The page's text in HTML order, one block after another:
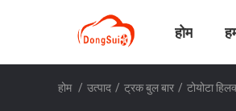
होम
होम / उत्पाद / ट्रक बुल बार / टोयोटा